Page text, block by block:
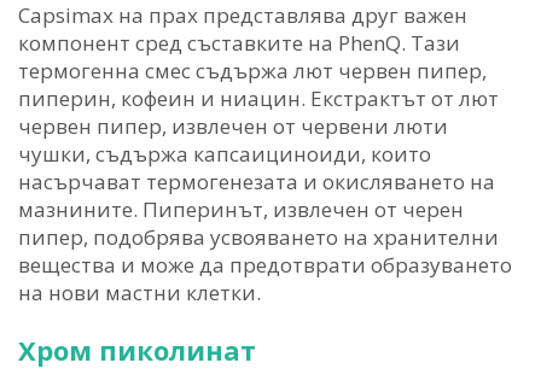
Capsimax на прах представлява друг важен
компонент сред съставките на PhenQ. Тази
термогенна смес съдържа лют червен пипер,
пиперин, кофеин и ниацин. Екстрактът от лют
червен пипер, извлечен от червени люти
чушки, съдържа капсаициноиди, които
насърчават термогенезата и окисляването на
мазнините. Пиперинът, извлечен от черен
пипер, подобрява усвояването на хранителни
вещества и може да предотврати образуването
на нови мастни клетки.
Хром пиколинат